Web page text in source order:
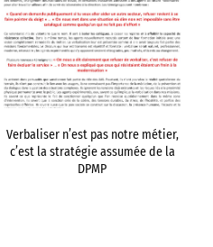
Verbaliser n’est pas notre métier,
c’est la stratégie assumée de la
DPMP